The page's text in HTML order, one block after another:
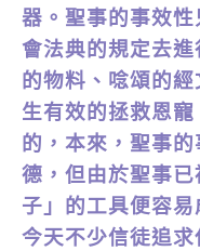
器。聖事的事效
會法典的規定去
的物料、唸頌的
生有效的拯救恩
的，本來，聖事
德，但由於聖事
子」的工具便容
今天不少信徒追